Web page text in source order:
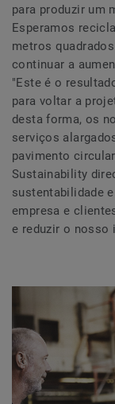
para produzir um
Esperamos
metros
continuar a
"Este é o
para voltar a
desta forma, os
serviços
pavimento
Sustainability
sustentabilidade
empresa e
e reduzir o nosso